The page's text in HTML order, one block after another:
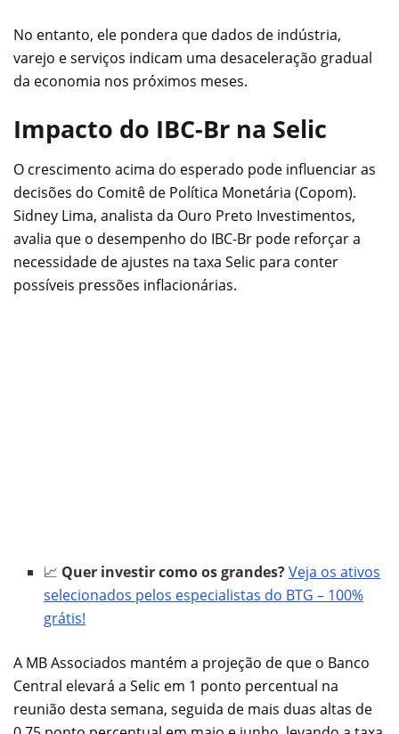
No entanto, ele pondera que dados de indústria,
varejo e serviços indicam uma desaceleração gradual
da economia nos próximos meses.
Impacto do IBC-Br na Selic
O crescimento acima do esperado pode influenciar as
decisões do Comitê de Política Monetária (Copom).
Sidney Lima, analista da Ouro Preto Investimentos,
avalia que o desempenho do IBC-Br pode reforçar a
necessidade de ajustes na taxa Selic para conter
possíveis pressões inflacionárias.
📈 Quer investir como os grandes?Veja os ativos
selecionados pelos especialistas do BTG – 100%
grátis!
A MB Associados mantém a projeção de que o Banco
Central elevará a Selic em 1 ponto percentual na
reunião desta semana, seguida de mais duas altas de